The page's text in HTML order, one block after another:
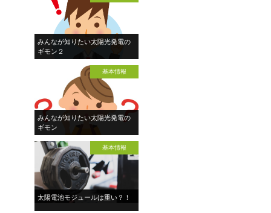
みんなが知りたい太陽光発電の
ギモン２
基本情報
みんなが知りたい太陽光発電の
ギモン
基本情報
太陽電池モジュールは重い？！